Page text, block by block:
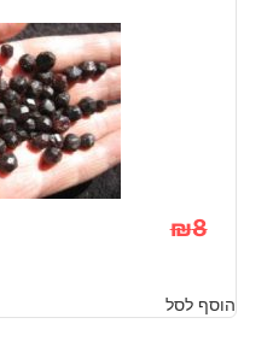
₪8
המקורי
הנוכחי
הוסף לסל